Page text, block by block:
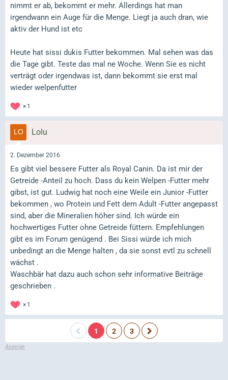
nimmt er ab, bekommt er mehr. Allerdings hat man
irgendwann ein Auge für die Menge. Liegt ja auch dran, wie
aktiv der Hund ist etc
Heute hat sissi dukis Futter bekommen. Mal sehen was das
die Tage gibt. Teste das mal ne Woche. Wenn Sie es nicht
verträgt oder irgendwas ist, dann bekommt sie erst mal
wieder welpenfutter
1
Lolu
2. Dezember 2016
Es gibt viel bessere Futter als Royal Canin. Da ist mir der
Getreide -Anteil zu hoch. Dass du kein Welpen -Futter mehr
gibst, ist gut. Ludwig hat noch eine Weile ein Junior -Futter
bekommen , wo Protein und Fett dem Adult -Futter angepasst
sind, aber die Mineralien höher sind. Ich würde ein
hochwertiges Futter ohne Getreide füttern. Empfehlungen
gibt es im Forum genügend . Bei Sissi würde ich mich
unbedingt an die Menge halten , da sie sonst evtl zu schnell
wächst .
Waschbär hat dazu auch schon sehr informative Beiträge
geschrieben .
1
1 2 3